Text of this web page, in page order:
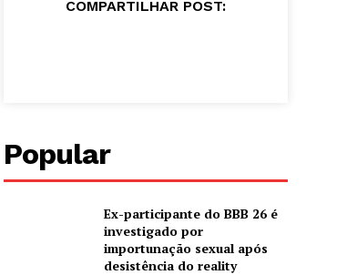
COMPARTILHAR POST:
Popular
Ex-participante do BBB 26 é
investigado por
importunação sexual após
desistência do reality